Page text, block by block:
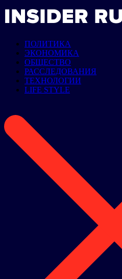
ПОЛИТИКА
ЭКОНОМИКА
ОБЩЕСТВО
РАССЛЕДОВАНИЯ
ТЕХНОЛОГИИ
LIFE STYLE